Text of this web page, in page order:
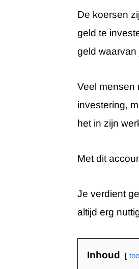
De koersen
geld te
geld waarvan
Veel mensen
investering,
het in zijn
Met dit
Je verdient
altijd erg
Inhoud